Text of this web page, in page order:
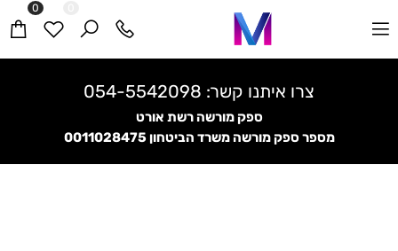
איתנו קשר:054-5542098
ספק מורשה רשת אורט
מספר ספק מורשה משרד הביטחון0011028475
0